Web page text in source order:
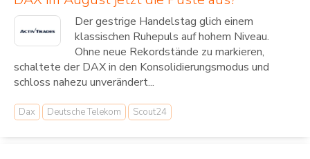
Der gestrige Handelstag glich einem
klassischen Ruhepuls auf hohem Niveau.
Ohne neue Rekordstände zu markieren,
schaltete der DAX in den Konsolidierungsmodus und
schloss nahezu unverändert...
Dax Deutsche Telekom Scout24